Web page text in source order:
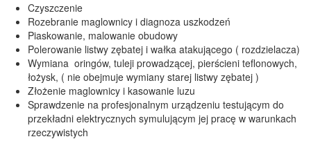
Czyszczenie
Rozebranie maglownicy i diagnoza uszkodzeń
Piaskowanie, malowanie obudowy
Polerowanie listwy zębatej i wałka atakującego ( rozdzielacza)
Wymiana oringów, tuleji prowadzącej, pierścieni teflonowych,
łożysk, ( nie obejmuje wymiany starej listwy zębatej )
Złożenie maglownicy i kasowanie luzu
Sprawdzenie na profesjonalnym urządzeniu testującym do
przekładni elektrycznych symulującym jej pracę w warunkach
rzeczywistych